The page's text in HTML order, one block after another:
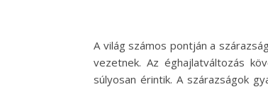
A világ számos pontján a
vezetnek. Az éghajlatváltozás
súlyosan érintik. A szárazságok